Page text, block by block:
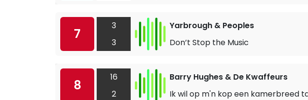
7
3
3
Yarbrough & Peoples
Don’t Stop the Music
8
16
2
Barry Hughes & De Kwaffeurs
Ik wil op m'n kop een kamerbreed